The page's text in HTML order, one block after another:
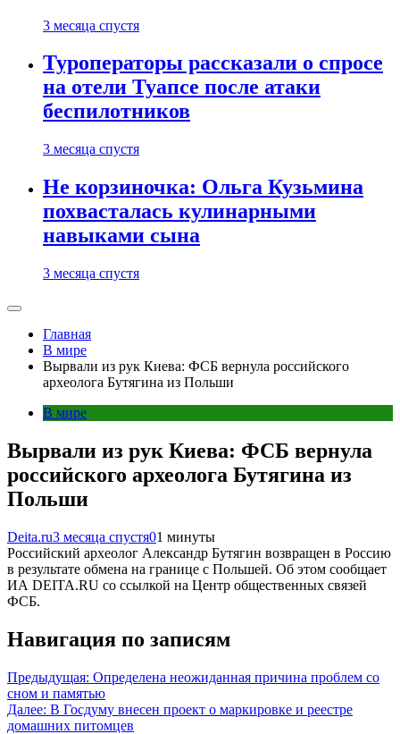
3 месяца спустя
Туроператоры рассказали о спросе
на отели Туапсе после атаки
беспилотников
3 месяца спустя
Не корзиночка: Ольга Кузьмина
похвасталась кулинарными
навыками сына
3 месяца спустя
Главная
В мире
Вырвали из рук Киева: ФСБ вернула российского
археолога Бутягина из Польши
В мире
Вырвали из рук Киева: ФСБ вернула
российского археолога Бутягина из
Польши
Deita.ru3 месяца спустя01 минуты
Российский археолог Александр Бутягин возвращен в Россию
в результате обмена на границе с Польшей. Об этом сообщает
ИА DEITA.RU со ссылкой на Центр общественных связей
ФСБ.
Навигация по записям
Предыдущая: Определена неожиданная причина проблем со
сном и памятью
Далее: В Госдуму внесен проект о маркировке и реестре
домашних питомцев